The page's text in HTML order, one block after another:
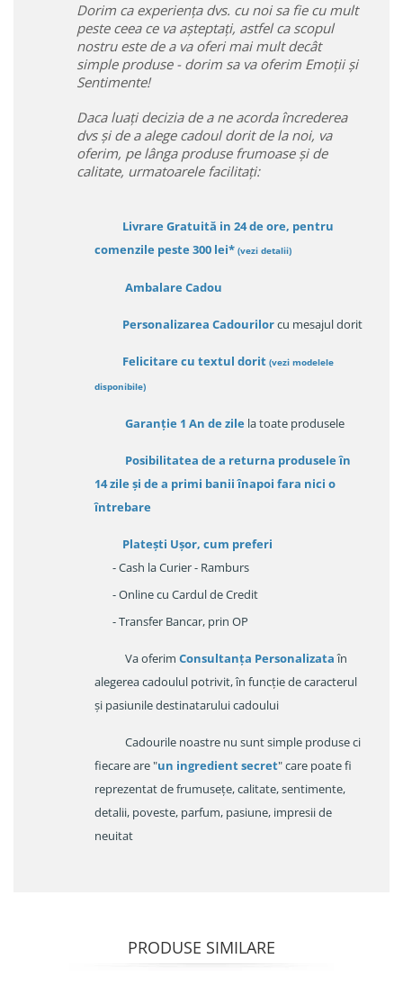
Dorim ca experiența dvs. cu noi sa fie cu mult
peste ceea ce va așteptați, astfel ca scopul
nostru este de a va oferi mai mult decât
simple produse - dorim sa va oferim Emoții și
Sentimente!
Daca luați decizia de a ne acorda încrederea
dvs și de a alege cadoul dorit de la noi, va
oferim, pe lânga produse frumoase și de
calitate, urmatoarele facilitați:
Livrare Gratuită in 24 de ore, pentru
comenzile peste 300 lei* (vezi detalii)
Ambalare Cadou
Personalizarea Cadourilorcu mesajul dorit
Felicitare cu textul dorit (vezi modelele
disponibile)
Garanție 1 An de zile la toate produsele
Posibilitatea de a returna produsele în
14 zileși de a primi banii înapoi fara nici o
întrebare
Platești Ușor, cum preferi
- Cash la Curier - Ramburs
- Online cu Cardul de Credit
- Transfer Bancar, prin OP
Va oferim Consultanța Personalizataîn
alegerea cadoulul potrivit, în funcție de caracterul
și pasiunile destinatarului cadoului
Cadourile noastre nu sunt simple produse ci
fiecare are "un ingredient secret" care poate fi
reprezentat de frumusețe, calitate, sentimente,
detalii, poveste, parfum, pasiune, impresii de
neuitat
PRODUSE SIMILARE